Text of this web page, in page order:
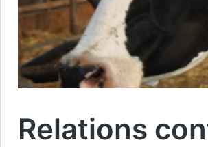
Relations